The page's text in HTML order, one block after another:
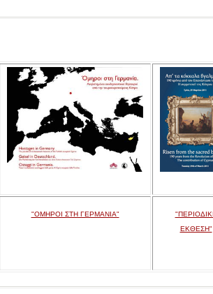
"ΟΜΗΡΟΙ ΣΤΗ ΓΕΡΜΑΝΙΑ"
ΕΚΘΕΣΗ"